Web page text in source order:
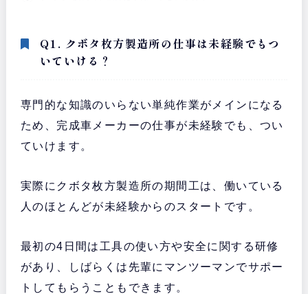
Q1. クボタ枚方製造所の仕事は未経験でもつ
いていける？
専門的な知識のいらない単純作業がメインになる
ため、完成車メーカーの仕事が未経験でも、つい
ていけます。
実際にクボタ枚方製造所の期間工は、働いている
人のほとんどが未経験からのスタートです。
最初の4日間は工具の使い方や安全に関する研修
があり、しばらくは先輩にマンツーマンでサポー
トしてもらうこともできます。